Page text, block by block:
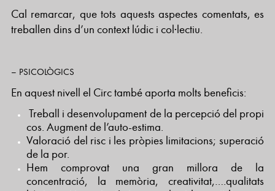
Cal remarcar, que tots aquests aspectes comentats, es
treballen dins d’un context lúdic i col·lectiu.
– PSICOLÒGICS
En aquest nivell el Circ també aporta molts beneficis:
Treball i desenvolupament de la percepció del propi
cos. Augment de l’auto-estima.
Valoració del risc i les pròpies limitacions; superació
de la por.
Hem comprovat una gran millora de la
concentració, la memòria, creativitat,….qualitats